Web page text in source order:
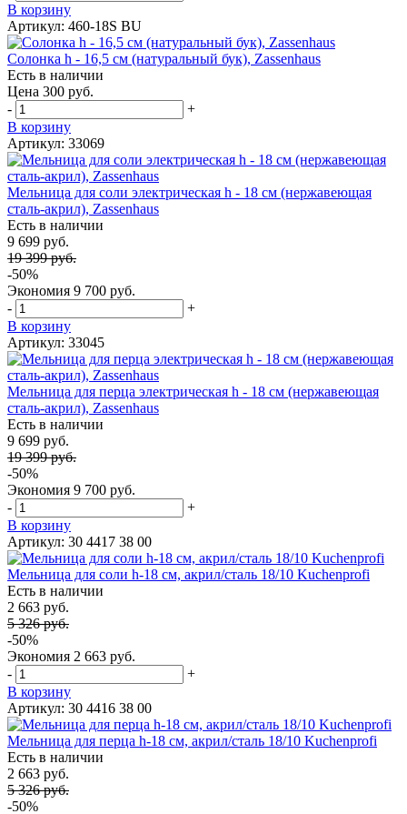
В корзину
Артикул: 460-18S BU
Солонка h - 16,5 см (натуральный бук), Zassenhaus
Есть в наличии
Цена 300 руб.
-
+
В корзину
Артикул: 33069
Мельница для соли электрическая h - 18 см (нержавеющая
сталь-акрил), Zassenhaus
Есть в наличии
9 699 руб.
19 399 руб.
-50%
Экономия 9 700 руб.
-
+
В корзину
Артикул: 33045
Мельница для перца электрическая h - 18 см (нержавеющая
сталь-акрил), Zassenhaus
Есть в наличии
9 699 руб.
19 399 руб.
-50%
Экономия 9 700 руб.
-
+
В корзину
Артикул: 30 4417 38 00
Мельница для cоли h-18 см, акрил/сталь 18/10 Kuchenprofi
Есть в наличии
2 663 руб.
5 326 руб.
-50%
Экономия 2 663 руб.
-
+
В корзину
Артикул: 30 4416 38 00
Мельница для перца h-18 см, акрил/сталь 18/10 Kuchenprofi
Есть в наличии
2 663 руб.
5 326 руб.
-50%